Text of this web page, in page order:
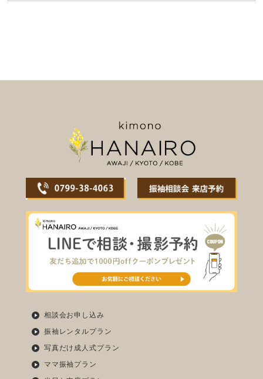
相談会お申し込み
振袖レンタルプラン
写真だけ成人式プラン
ママ振袖プラン